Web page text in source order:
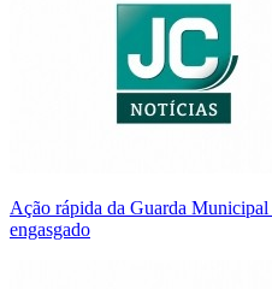
Ação rápida da Guarda
engasgado